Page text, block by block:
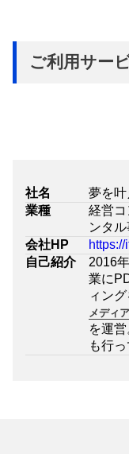
ご利用サー
社名
夢を
業種
経営
ンタ
会社HP
自己紹介
2016
業に
ィン
メディ
を運
も行っ